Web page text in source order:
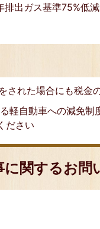
排出ガス基準75%
された場合にも税金
軽自動車への減免制
ださい
に関するお問